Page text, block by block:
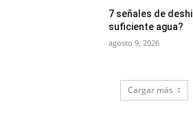
7 señales de
suficiente agua?
agosto 9, 2026
Cargar más